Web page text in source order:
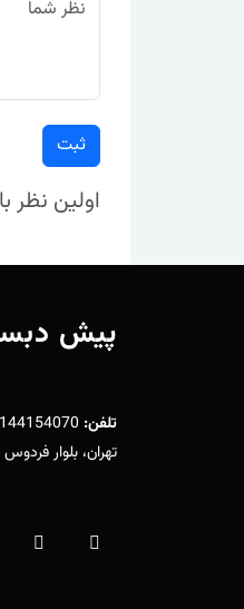
ثبت
اولین نظر
پیش
تلفن: , 02144160318
تهران، بلوار